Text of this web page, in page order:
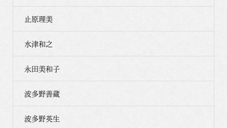
止原理美
水津和之
永田美和子
波多野善蔵
波多野英生